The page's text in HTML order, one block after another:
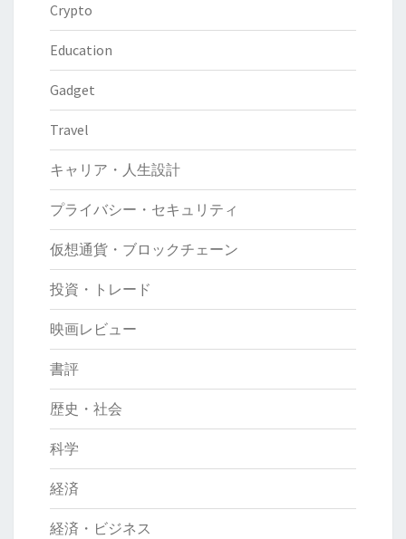
Crypto
Education
Gadget
Travel
キャリア・人生設計
プライバシー・セキュリティ
仮想通貨・ブロックチェーン
投資・トレード
映画レビュー
書評
歴史・社会
科学
経済
経済・ビジネス